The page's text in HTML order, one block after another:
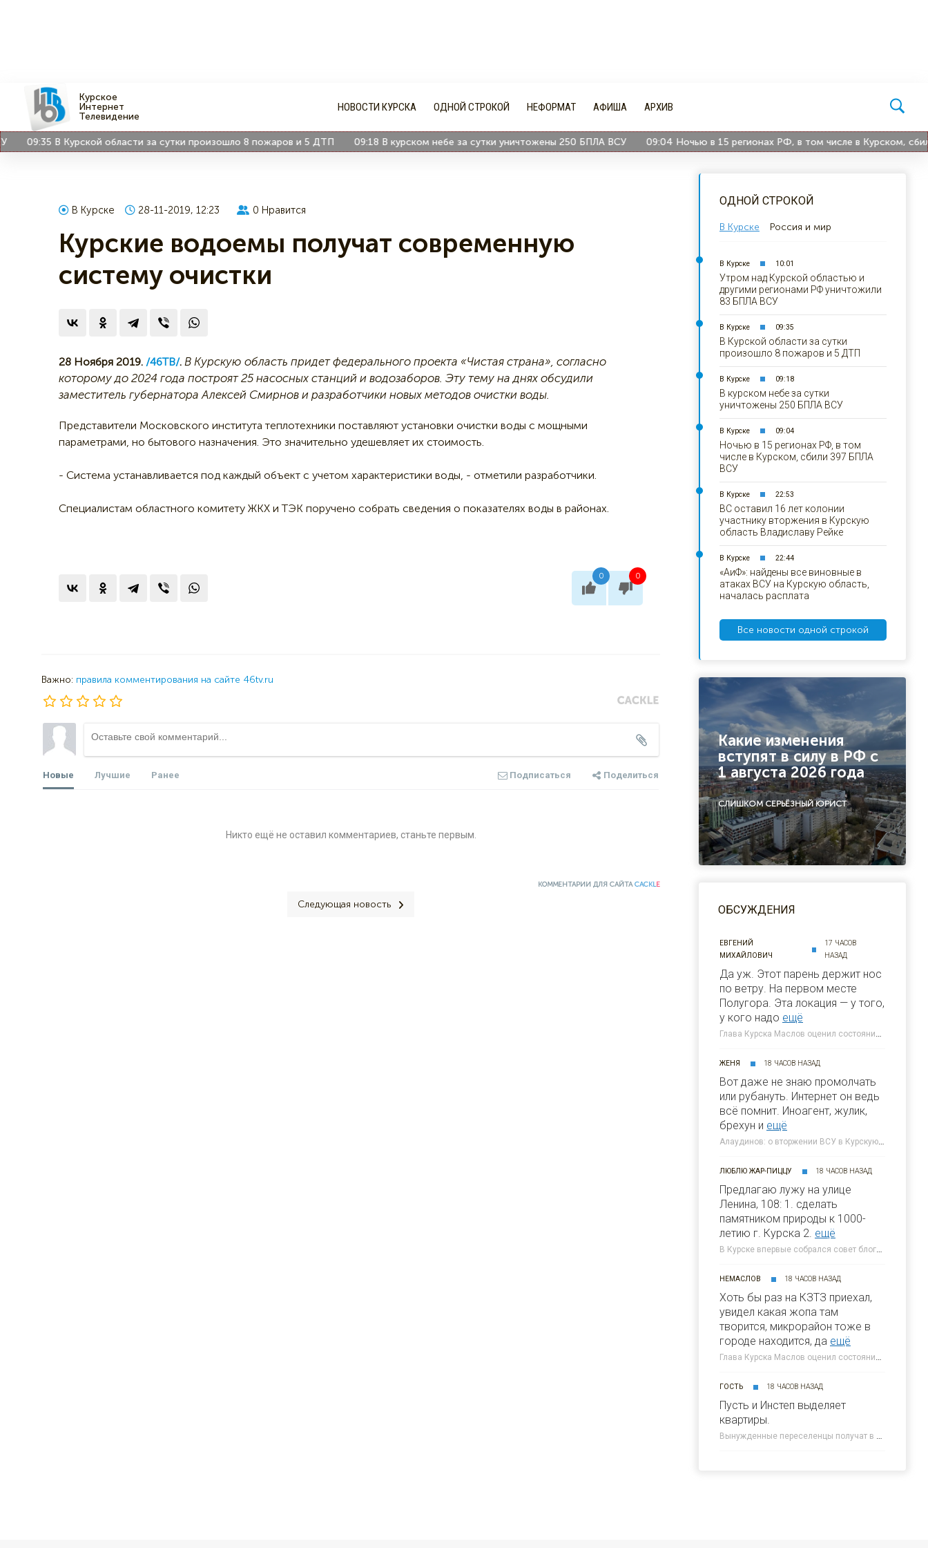
Курское
Интернет
Телевидение
НОВОСТИ КУРСКА ОДНОЙ СТРОКОЙ НЕФОРМАТ АФИША АРХИВ
09:35 В Курской области за сутки произошло 8 пожаров и 5 ДТП 09:18 В курском небе за сутки уничтожены 250 БПЛА ВСУ 09:04 Ночью в 15 регионах РФ, в том числе в Курском, сбили
В Курске 28-11-2019, 12:23 0 Нравится
Курские водоемы получат современную
систему очистки
28 Ноября 2019. /46ТВ/. В Курскую область придет федерального проекта «Чистая страна», согласно
которому до 2024 года построят 25 насосных станций и водозаборов. Эту тему на днях обсудили
заместитель губернатора Алексей Смирнов и разработчики новых методов очистки воды.
Представители Московского института теплотехники поставляют установки очистки воды с мощными
параметрами, но бытового назначения. Это значительно удешевляет их стоимость.
- Система устанавливается под каждый объект с учетом характеристики воды, - отметили разработчики.
Специалистам областного комитету ЖКХ и ТЭК поручено собрать сведения о показателях воды в районах.
0 0
Важно: правила комментирования на сайте 46tv.ru
Новые Лучшие Ранее Подписаться Поделиться
Никто ещё не оставил комментариев, станьте первым.
КОММЕНТАРИИ ДЛЯ САЙТАCACKLE
Следующая новость
ОДНОЙ СТРОКОЙ
В Курске Россия и мир
В Курске 10:01
Утром над Курской областью и
другими регионами РФ уничтожили
83 БПЛА ВСУ
В Курске 09:35
В Курской области за сутки
произошло 8 пожаров и 5 ДТП
В Курске 09:18
В курском небе за сутки
уничтожены 250 БПЛА ВСУ
В Курске 09:04
Ночью в 15 регионах РФ, в том
числе в Курском, сбили 397 БПЛА
ВСУ
В Курске 22:53
ВС оставил 16 лет колонии
участнику вторжения в Курскую
область Владиславу Рейке
В Курске 22:44
«АиФ»: найдены все виновные в
атаках ВСУ на Курскую область,
началась расплата
Все новости одной строкой
Какие изменения
вступят в силу в РФ с
1 августа 2026 года
СЛИШКОМ СЕРЬЁЗНЫЙ ЮРИСТ
ОБСУЖДЕНИЯ
ЕВГЕНИЙ
МИХАЙЛОВИЧ
17 ЧАСОВ
НАЗАД
Да уж. Этот парень держит нос
по ветру. На первом месте
Полугора. Этa локация — у того,
у кого надо ещё
Глава Курска Маслов оценил состояние требующих благоустройства локаций » 46ТВ Курское Интернет Телевидение
ЖЕНЯ 18 ЧАСОВ НАЗАД
Вот даже не знаю промолчать
или рубануть. Интернет он ведь
всё помнит. Иноагент, жулик,
брехун и ещё
Алаудинов: о вторжении ВСУ в Курскую область я узнал от гражданских людей » 46ТВ Курское Интернет Телевидение
ЛЮБЛЮ ЖАР-ПИЦЦУ 18 ЧАСОВ НАЗАД
Предлагаю лужу на улице
Ленина, 108: 1. сделать
памятником природы к 1000-
летию г. Курска 2. ещё
В Курске впервые собрался совет блогеров при главе города » 46ТВ Курское Интернет Телевидение
НЕМАСЛОВ 18 ЧАСОВ НАЗАД
Хоть бы раз на КЗТЗ приехал,
увидел какая жопа там
творится, микрорайон тоже в
городе находится, да ещё
Глава Курска Маслов оценил состояние требующих благоустройства локаций » 46ТВ Курское Интернет Телевидение
ГОСТЬ 18 ЧАСОВ НАЗАД
Пусть и Инстеп выделяет
квартиры.
Вынужденные переселенцы получат в Курске около 300 квартир от КПД » 46ТВ Курское Интернет Телевидение